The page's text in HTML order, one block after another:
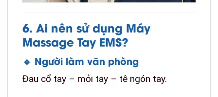
6. Ai nên sử dụng Máy
Massage Tay EMS?
🔹 Người làm văn phòng
Đau cổ tay – mỏi tay – tê ngón tay.